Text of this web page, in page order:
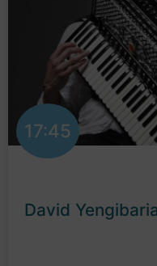
17:45
David